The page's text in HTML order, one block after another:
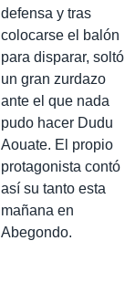
defensa y tras
colocarse el balón
para disparar, soltó
un gran zurdazo
ante el que nada
pudo hacer Dudu
Aouate. El propio
protagonista contó
así su tanto esta
mañana en
Abegondo.